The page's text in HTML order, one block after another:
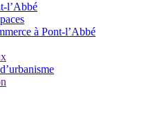
l’Abbé
à Pont-l’Abbé